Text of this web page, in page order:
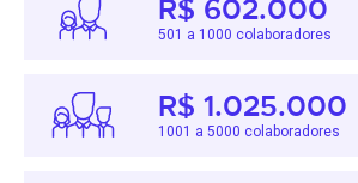
R$ 602.000
501 a 1000 colaboradores
R$ 1.025.000
1001 a 5000 colaboradores